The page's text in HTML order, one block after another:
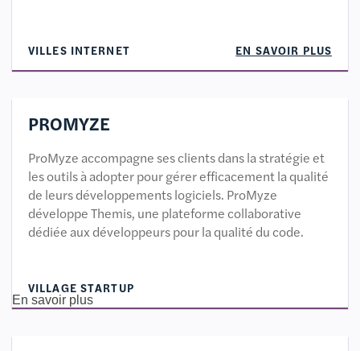
VILLES INTERNET EN SAVOIR PLUS
PROMYZE
ProMyze accompagne ses clients dans la stratégie et
les outils à adopter pour gérer efficacement la qualité
de leurs développements logiciels. ProMyze
développe Themis, une plateforme collaborative
dédiée aux développeurs pour la qualité du code.
VILLAGE STARTUP
En savoir plus